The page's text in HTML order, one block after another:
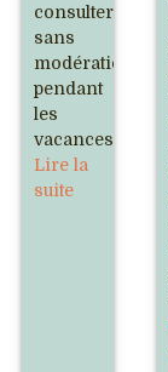
consulter
sans
modération
pendant
les
vacances.
Lire la
suite